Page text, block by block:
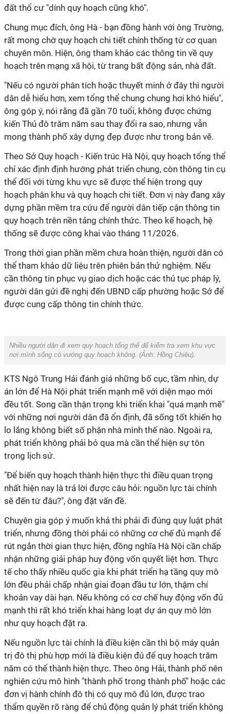
đất thổ cư "dính quy hoạch cũng khó".
Chung mục đích, ông Hà - bạn đồng hành với ông Trường,
rất mong chờ quy hoạch chi tiết chính thống từ cơ quan
chuyên môn. Hiện, ông tham khảo các thông tin về quy
hoạch trên mạng xã hội, từ trang bất động sản, nhà đất.
"Nếu có người phân tích hoặc thuyết minh ở đây thì người
dân dễ hiểu hơn, xem tổng thể chung chung hơi khó hiểu",
ông góp ý, nói rằng đã gần 70 tuổi, không được chứng
kiến Thủ đô trăm năm sau thay đổi ra sao, nhưng vẫn
mong thành phố xây dựng đẹp được như trong bản vẽ.
Theo Sở Quy hoạch - Kiến trúc Hà Nội, quy hoạch tổng thể
chỉ xác định định hướng phát triển chung, còn thông tin cụ
thể đối với từng khu vực sẽ được thể hiện trong quy
hoạch phân khu và quy hoạch chi tiết. Đơn vị này đang xây
dựng phần mềm tra cứu để người dân tiếp cận thông tin
quy hoạch trên nền tảng chính thức. Theo kế hoạch, hệ
thống sẽ được công khai vào tháng 11/2026.
Trong thời gian phần mềm chưa hoàn thiện, người dân có
thể tham khảo dữ liệu trên phiên bản thử nghiệm. Nếu
cần thông tin phục vụ giao dịch hoặc các thủ tục pháp lý,
người dân gửi đề nghị đến UBND cấp phường hoặc Sở để
được cung cấp thông tin chính thức.
Nhiều người dân đi xem quy hoạch tổng thể để kiểm tra xem khu vực
nơi mình sống có vướng quy hoạch không. (Ảnh: Hồng Chiêu).
KTS Ngô Trung Hải đánh giá những bố cục, tầm nhìn, dự
án lớn để Hà Nội phát triển mạnh mẽ với diện mạo mới
đều tốt. Song cần thận trọng khi triển khai "quá mạnh mẽ"
với những nơi người dân đã ổn định, đã sống tốt khiến họ
lo lắng không biết số phận nhà mình thế nào. Ngoài ra,
phát triển không phải bỏ qua mà cần thể hiện sự tôn
trọng lịch sử.
"Để biến quy hoạch thành hiện thực thì điều quan trọng
nhất hiện nay là trả lời được câu hỏi: nguồn lực tài chính
sẽ đến từ đâu?", ông đặt vấn đề.
Chuyên gia góp ý muốn khả thi phải đi đúng quy luật phát
triển, nhưng đồng thời phải có những cơ chế đủ mạnh để
rút ngắn thời gian thực hiện, đồng nghĩa Hà Nội cần chấp
nhận những giải pháp huy động vốn quyết liệt hơn. Thực
tế cho thấy nhiều quốc gia khi phát triển hạ tầng quy mô
lớn đều phải chấp nhận giai đoạn đầu tư lớn, thậm chí
khoản vay dài hạn. Nếu không có cơ chế huy động vốn đủ
mạnh thì rất khó triển khai hàng loạt dự án quy mô lớn
như quy hoạch đặt ra.
Nếu nguồn lực tài chính là điều kiện cần thì bộ máy quản
trị đô thị phù hợp mới là điều kiện đủ để quy hoạch trăm
năm có thể thành hiện thực. Theo ông Hải, thành phố nên
nghiên cứu mô hình "thành phố trong thành phố" hoặc các
đơn vị hành chính đô thị có quy mô đủ lớn, được trao
thẩm quyền rõ ràng để chủ động quản lý phát triển không